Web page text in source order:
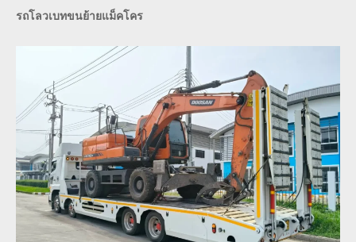
รถโลวเบทขนย้ายแม็คโคร